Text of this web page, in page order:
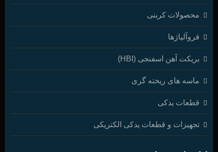
محصولات کربنی
فروآلیاژها
بریکت آهن اسفنجی (HBI)
ماسه های ریخته گری
قطعات یدکی
تجهیزات و قطعات یدکی الکتریکی